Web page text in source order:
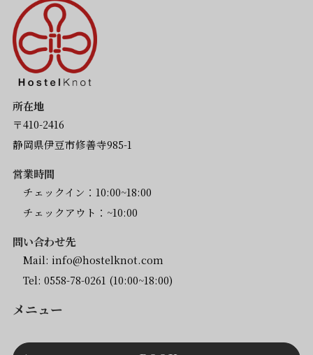
所在地
〒410-2416
静岡県伊豆市修善寺985-1
営業時間
チェックイン：10:00~18:00
チェックアウト：~10:00
問い合わせ先
Mail: info@hostelknot.com
Tel: 0558-78-0261 (10:00~18:00)
メニュー